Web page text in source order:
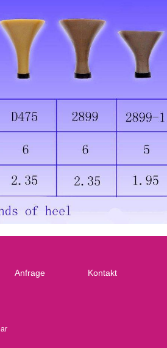
Anfrage Kontakt